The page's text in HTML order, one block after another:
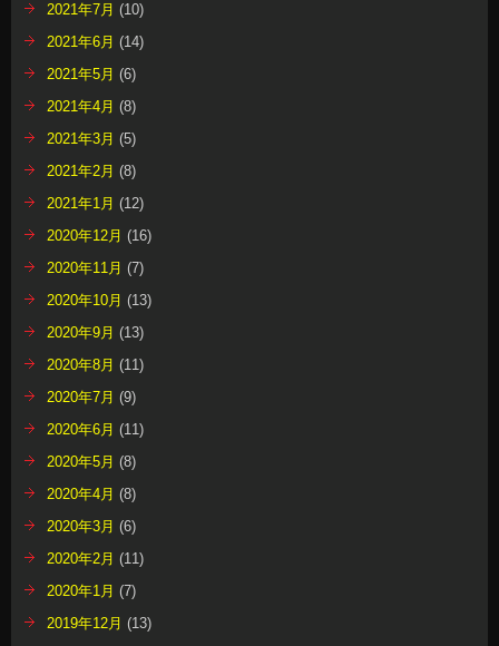
2021年7月 (10)
2021年6月 (14)
2021年5月 (6)
2021年4月 (8)
2021年3月 (5)
2021年2月 (8)
2021年1月 (12)
2020年12月 (16)
2020年11月 (7)
2020年10月 (13)
2020年9月 (13)
2020年8月 (11)
2020年7月 (9)
2020年6月 (11)
2020年5月 (8)
2020年4月 (8)
2020年3月 (6)
2020年2月 (11)
2020年1月 (7)
2019年12月 (13)